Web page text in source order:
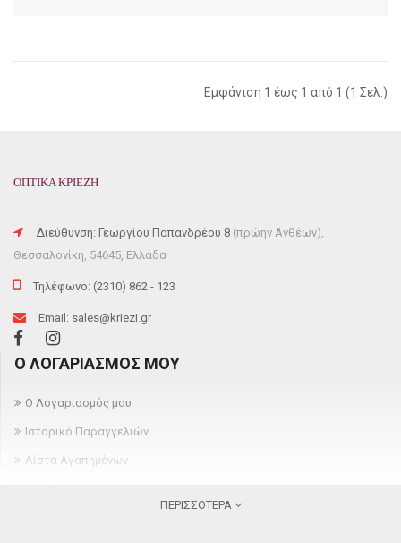
Εμφάνιση 1 έως 1 από 1 (1 Σελ.)
ΟΠΤΙΚΑ ΚΡΙΕΖΗ
Διεύθυνση: Γεωργίου Παπανδρέου 8 (πρώην Ανθέων),
Θεσσαλονίκη, 54645, Ελλάδα
Τηλέφωνο: (2310) 862 - 123
Email: sales@kriezi.gr
Ο ΛΟΓΑΡΙΑΣΜΌΣ ΜΟΥ
Ο Λογαριασμός μου
Ιστορικό Παραγγελιών
Λίστα Αγαπημένων
ΠΕΡΙΣΣΌΤΕΡΑ